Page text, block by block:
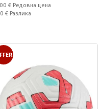
цена:
€ Редовна цена
€ Разлика